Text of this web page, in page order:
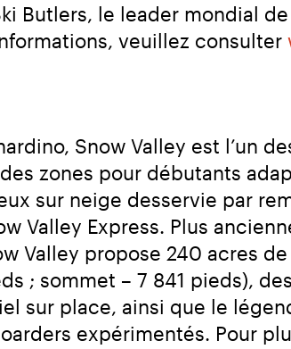
Butlers, le leader mondial
veuillez consulter
Snow Valley est l’un
zones pour débutants
sur neige desservie par
Valley Express. Plus
Valley propose 240 acres
; sommet – 7 841 pieds),
sur place, ainsi que le
expérimentés. Pour